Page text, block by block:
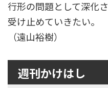
行形の問題として深化
受け止めていきたい。
（遠山裕樹）
週刊かけはし